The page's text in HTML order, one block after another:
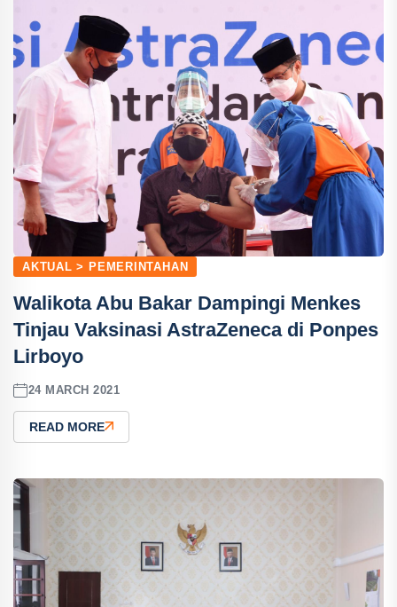
AKTUAL > PEMERINTAHAN
Walikota Abu Bakar Dampingi Menkes
Tinjau Vaksinasi AstraZeneca di Ponpes
Lirboyo
24 MARCH 2021
READ MORE